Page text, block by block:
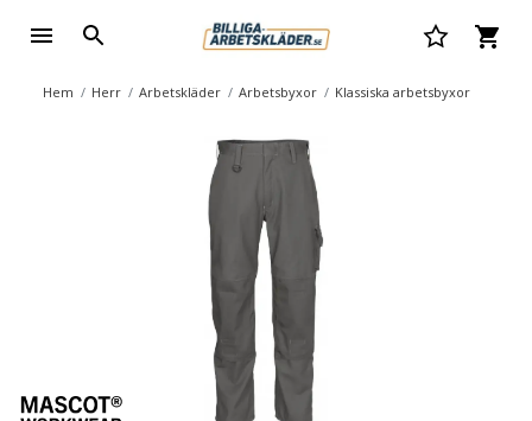
Hem Herr Arbetskläder Arbetsbyxor Klassiska arbetsbyxor